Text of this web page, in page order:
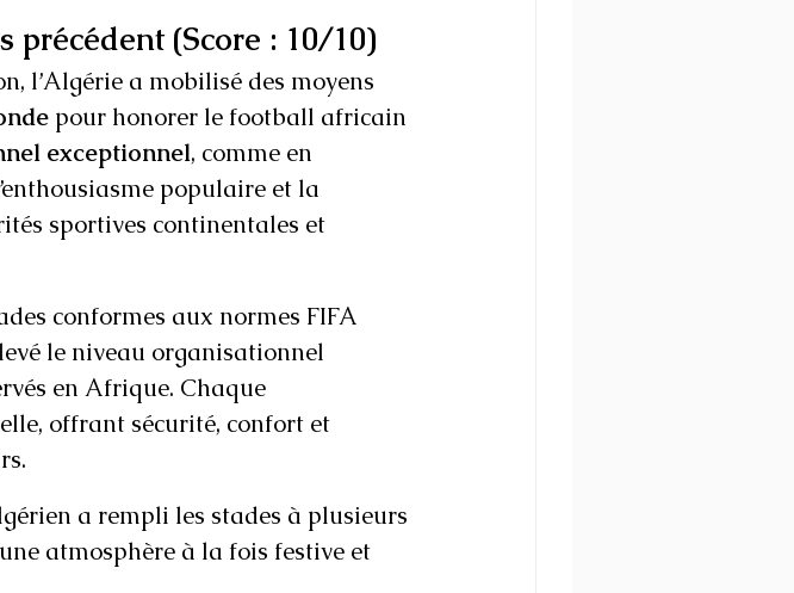
précédent (Score : 10/10)
l’Algérie a mobilisé des moyens
pour honorer le football africain
exceptionnel, comme en
populaire et la
sportives continentales et
conformes aux normes FIFA
le niveau organisationnel
en Afrique. Chaque
offrant sécurité, confort et
a rempli les stades à plusieurs
atmosphère à la fois festive et